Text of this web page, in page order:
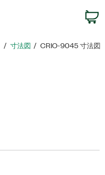
寸法図 CRIO-9045 寸法図